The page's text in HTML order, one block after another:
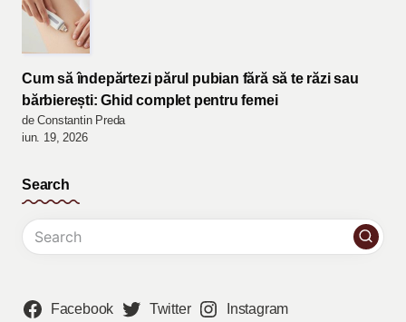
Cum să îndepărtezi părul pubian fără să te răzi sau
bărbierești: Ghid complet pentru femei
de Constantin Preda
iun. 19, 2026
Search
Facebook Twitter Instagram